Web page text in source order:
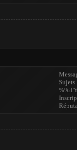
Sujets